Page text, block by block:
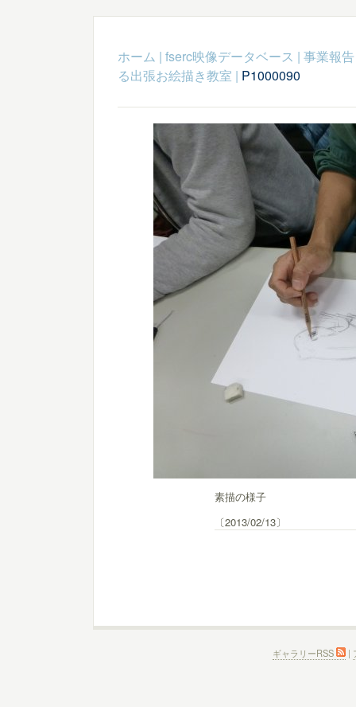
ホーム | fserc映像データベース | 事業報告
る出張お絵描き教室 | P1000090
素描の様子
〔2013/02/13〕
ギャラリーRSS |